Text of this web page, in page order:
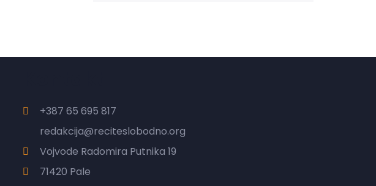
+387 65 695 817
redakcija@reciteslobodno.org
Vojvode Radomira Putnika 19
71420 Pale